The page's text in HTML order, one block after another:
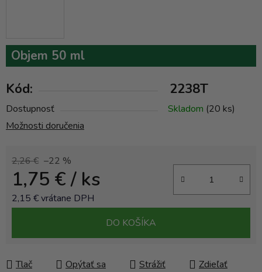
Objem 50 ml
Kód: 2238T
Dostupnosť Skladom (20 ks)
Možnosti doručenia
2,26 € –22 %
1,75 €/ ks
2,15 € vrátane DPH
DO KOŠÍKA
Tlač Opýtať sa Strážiť Zdieľať